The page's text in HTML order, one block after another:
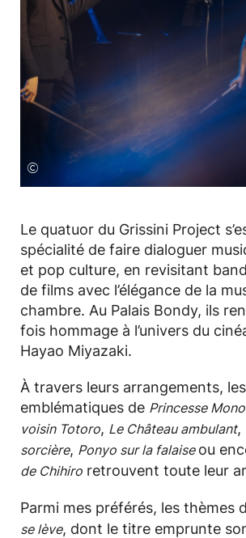
©
Le quatuor du Grissini Project
spécialité de faire dialoguer
et pop culture, en revisitant
de films avec l’élégance de la
chambre. Au Palais Bondy, ils
fois hommage à l’univers du
Hayao Miyazaki.
À travers leurs arrangements,
emblématiques de Princesse
voisin Totoro, Le Château ambulant,
sorcière, Ponyo sur la falaise ou
de Chihiro retrouvent toute leur
Parmi mes préférés, les thèmes
se lève, dont le titre emprunte